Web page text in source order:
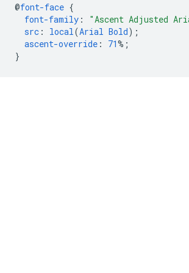
@font-face {
font-family : "Ascent Adjusted
src : local (Arial Bold);
ascent-override : 71%;
}